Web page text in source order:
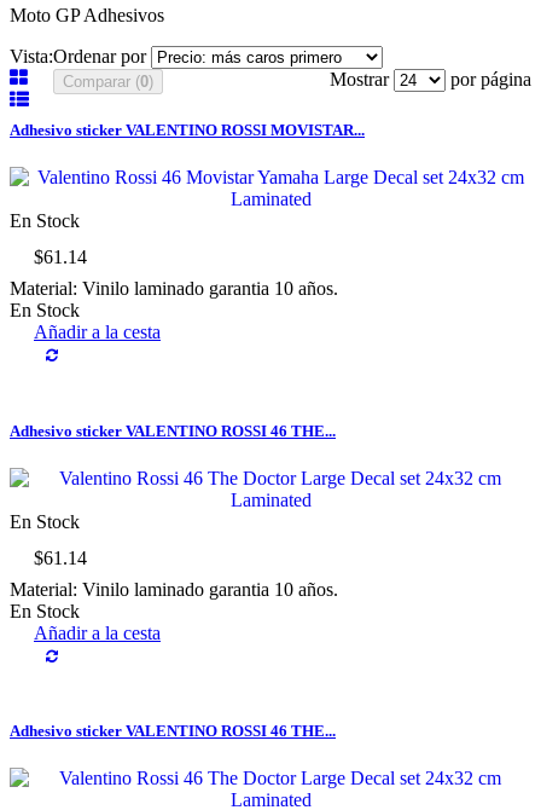
Moto GP Adhesivos
Vista:Ordenar por
Mostrar
por página
Comparar (0)
Adhesivo sticker VALENTINO ROSSI MOVISTAR...
En Stock
$61.14
Material: Vinilo laminado garantia 10 años.
En Stock
Añadir a la cesta
Adhesivo sticker VALENTINO ROSSI 46 THE...
En Stock
$61.14
Material: Vinilo laminado garantia 10 años.
En Stock
Añadir a la cesta
Adhesivo sticker VALENTINO ROSSI 46 THE...